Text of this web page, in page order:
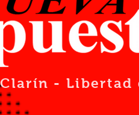
- Libertad